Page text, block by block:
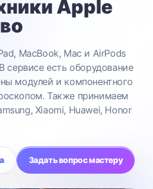
Apple
MacBook, Mac и AirPods
сервисе есть оборудование
модулей и компонентного
Также принимаем
Xiaomi, Huawei, Honor
Задать вопрос мастеру